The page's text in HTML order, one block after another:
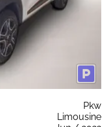
Pkw
Limousine